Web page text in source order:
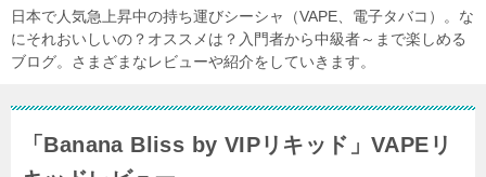
日本で人気急上昇中の持ち運びシーシャ（VAPE、電子タバコ）。な
にそれおいしいの？オススメは？入門者から中級者～まで楽しめる
ブログ。さまざまなレビューや紹介をしていきます。
「Banana Bliss by VIPリキッド」VAPEリ